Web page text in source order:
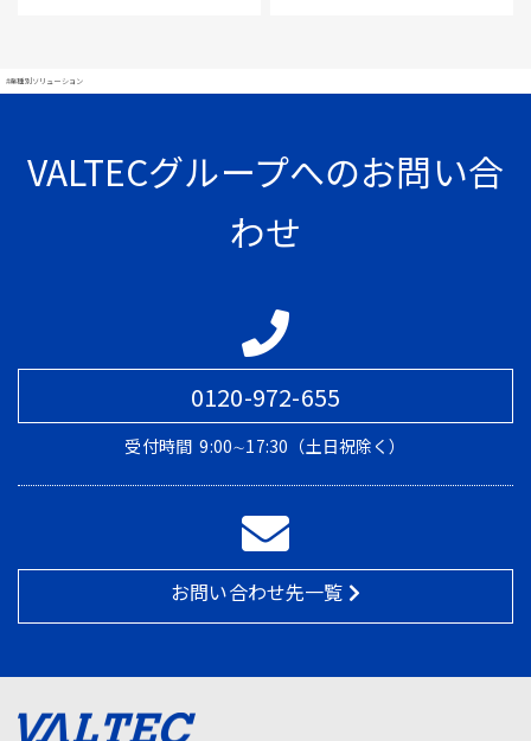
#業種別ソリューション
VALTECグループへのお問い合
わせ
0120-972-655
受付時間 9:00∼17:30（土日祝除く）
お問い合わせ先一覧